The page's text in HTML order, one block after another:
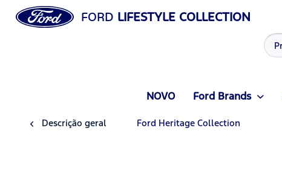
FORD LIFESTYLE COLLECTION
NOVO Ford Brands
Descrição geral Ford Heritage Collection